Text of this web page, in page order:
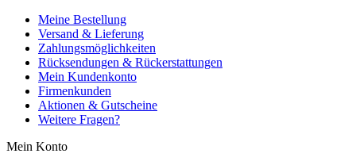
Meine Bestellung
Versand & Lieferung
Zahlungsmöglichkeiten
Rücksendungen & Rückerstattungen
Mein Kundenkonto
Firmenkunden
Aktionen & Gutscheine
Weitere Fragen?
Mein Konto